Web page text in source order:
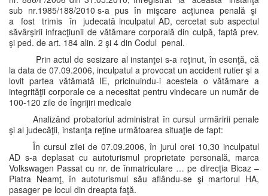
sub nr.1985/188/2010 s-a pus în mişcare acţiunea penală şi
a fost trimis în judecată inculpatul AD, cercetat sub aspectul
săvârşirii infracţiunii de vătămare corporală din culpă, faptă prev.
şi ped. de art. 184 alin. 2 şi 4 din Codul penal.
Prin actul de sesizare al instanţei s-a reţinut, în esenţă, că
la data de 07.09.2006, inculpatul a provocat un accident rutier şi a
lovit partea vătămată IE, pricinuindu-i acesteia o vătămare a
integrităţii corporale ce a necesitat pentru vindecare un număr de
100-120 zile de îngrijiri medicale
Analizând probatoriul administrat în cursul urmăririi penale
şi al judecăţii, instanţa reţine următoarea situaţie de fapt:
În cursul zilei de 07.09.2006, în jurul orei 10,30 inculpatul
AD s-a deplasat cu autoturismul proprietate personală, marca
Volkswagen Passat cu nr. de înmatriculare … pe direcţia Bicaz –
Piatra Neamţ, în autoturismul său aflându-se şi martorul HA,
pasager pe locul din dreapta faţă.